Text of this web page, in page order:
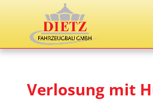
Verlosung mit